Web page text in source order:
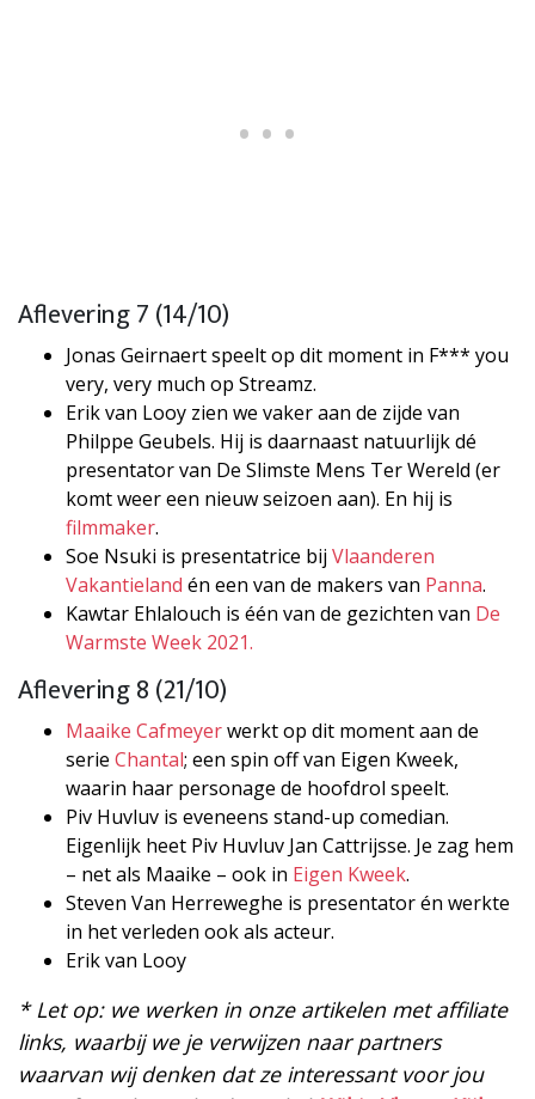
Aflevering 7 (14/10)
Jonas Geirnaert speelt op dit moment in F*** you
very, very much op Streamz.
Erik van Looy zien we vaker aan de zijde van
Philppe Geubels. Hij is daarnaast natuurlijk dé
presentator van De Slimste Mens Ter Wereld (er
komt weer een nieuw seizoen aan). En hij is
filmmaker.
Soe Nsuki is presentatrice bij Vlaanderen
Vakantieland én een van de makers van Panna.
Kawtar Ehlalouch is één van de gezichten van De
Warmste Week 2021.
Aflevering 8 (21/10)
Maaike Cafmeyerwerkt op dit moment aan de
serie Chantal; een spin off van Eigen Kweek,
waarin haar personage de hoofdrol speelt.
Piv Huvluv is eveneens stand-up comedian.
Eigenlijk heet Piv Huvluv Jan Cattrijsse. Je zag hem
– net als Maaike – ook in Eigen Kweek.
Steven Van Herreweghe is presentator én werkte
in het verleden ook als acteur.
Erik van Looy
* Let op: we werken in onze artikelen met affiliate
links, waarbij we je verwijzen naar partners
waarvan wij denken dat ze interessant voor jou